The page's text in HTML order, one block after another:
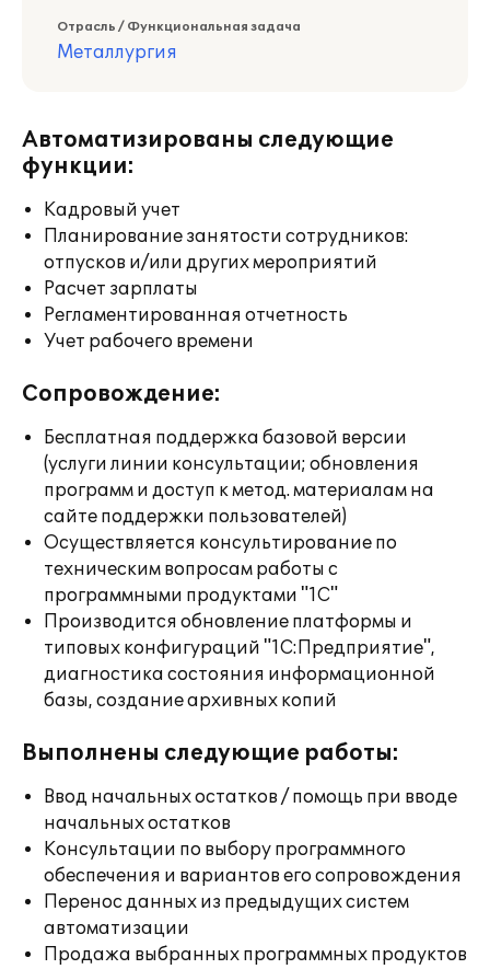
Отрасль / Функциональная задача
Металлургия
Автоматизированы следующие
функции:
Кадровый учет
Планирование занятости сотрудников:
отпусков и/или других мероприятий
Расчет зарплаты
Регламентированная отчетность
Учет рабочего времени
Сопровождение:
Бесплатная поддержка базовой версии
(услуги линии консультации; обновления
программ и доступ к метод. материалам на
сайте поддержки пользователей)
Осуществляется консультирование по
техническим вопросам работы с
программными продуктами "1С"
Производится обновление платформы и
типовых конфигураций "1С:Предприятие",
диагностика состояния информационной
базы, создание архивных копий
Выполнены следующие работы:
Ввод начальных остатков / помощь при вводе
начальных остатков
Консультации по выбору программного
обеспечения и вариантов его сопровождения
Перенос данных из предыдущих систем
автоматизации
Продажа выбранных программных продуктов